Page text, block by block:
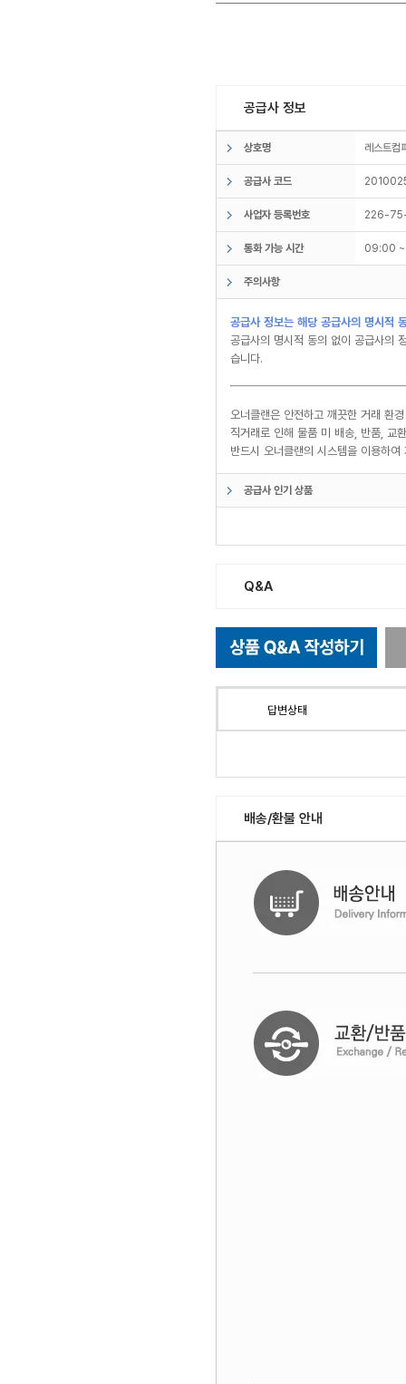
공급사 정보
상호명 레스트
공급사 코드
사업자 등록번호 226-
통화 가능 시간 09:00
주의사항
공급사 정보는 해당 공급사의 명시적
공급사의 명시적 동의 없이 공급사의
습니다.
오너클랜은 안전하고 깨끗한 거래 환
직거래로 인해 물품 미 배송, 반품, 교
반드시 오너클랜의 시스템을 이용하
공급사 인기 상품
Q&A
답변상태
배송/환불 안내